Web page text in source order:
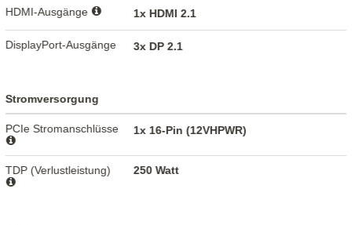
HDMI-Ausgänge 1x HDMI 2.1
DisplayPort-Ausgänge 3x DP 2.1
Stromversorgung
PCIe Stromanschlüsse 1x 16-Pin (12VHPWR)
TDP (Verlustleistung) 250 Watt